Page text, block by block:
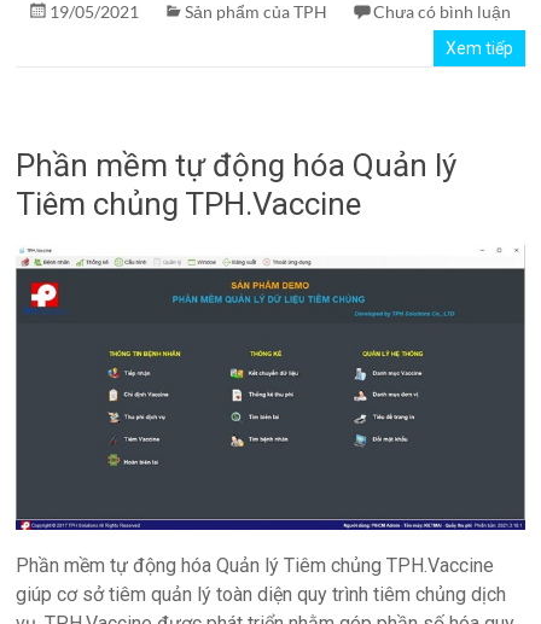
19/05/2021 Sản phẩm của TPH Chưa có bình luận
Xem tiếp
Phần mềm tự động hóa Quản lý
Tiêm chủng TPH.Vaccine
Phần mềm tự động hóa Quản lý Tiêm chủng TPH.Vaccine
giúp cơ sở tiêm quản lý toàn diện quy trình tiêm chủng dịch